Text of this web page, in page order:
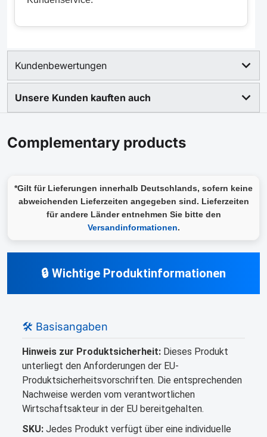
Kundenbewertungen
Unsere Kunden kauften auch
Complementary products
*Gilt für Lieferungen innerhalb Deutschlands, sofern keine
abweichenden Lieferzeiten angegeben sind. Lieferzeiten
für andere Länder entnehmen Sie bitte den
Versandinformationen.
🔒 Wichtige Produktinformationen
🛠️ Basisangaben
Hinweis zur Produktsicherheit: Dieses Produkt
unterliegt den Anforderungen der EU-
Produktsicherheitsvorschriften. Die entsprechenden
Nachweise werden vom verantwortlichen
Wirtschaftsakteur in der EU bereitgehalten.
SKU: Jedes Produkt verfügt über eine individuelle